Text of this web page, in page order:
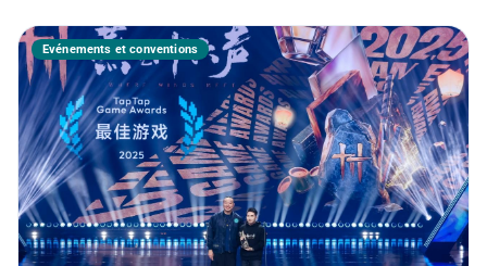
Événements et conventions